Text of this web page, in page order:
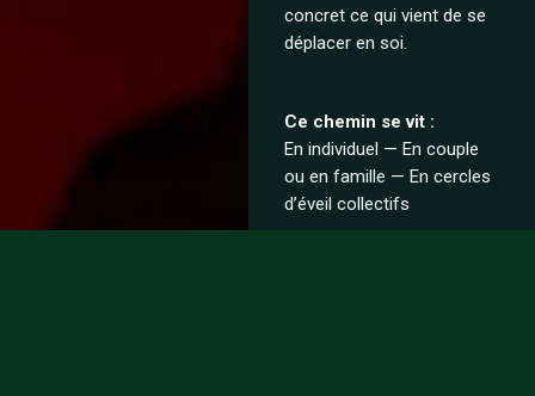
concret ce qui vient de se
déplacer en soi.
Ce chemin se vit :
En individuel — En couple
ou en famille — En cercles
d’éveil collectifs